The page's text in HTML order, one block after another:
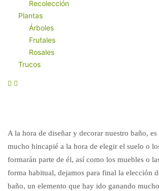
Recolección
Plantas
Árboles
Frutales
Rosales
Trucos
A la hora de diseñar y decorar nuestro baño,
mucho hincapié a la hora de elegir el suelo o
formarán parte de él, así como los muebles o
forma habitual, dejamos para final la elección
baño, un elemento que hay ido ganando